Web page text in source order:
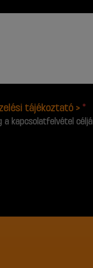
tájékoztató > *
a kapcsolatfelvétel